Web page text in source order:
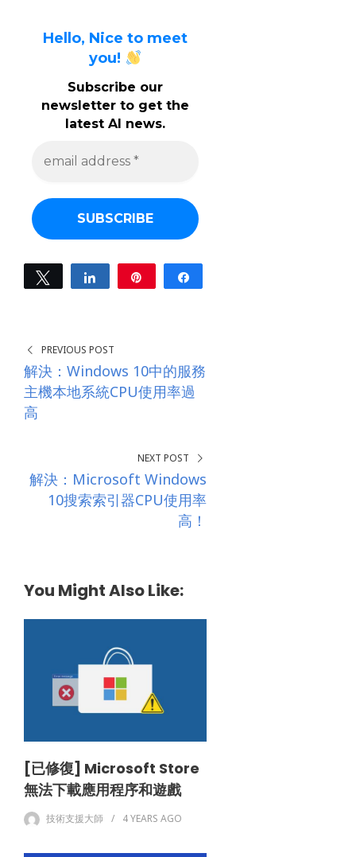
Hello, Nice to meet
you!
Subscribe our
newsletter to get the
latest AI news.
a
d
r
e
s
Tweet Share
PREVIOUS POST
解決：Windows 10中的服務
主機本地系統CPU使用率過
高
NEXT POST
解決：Microsoft Windows
10搜索索引器CPU使用率
高！
You Might Also Like:
[已修復] Microsoft Store
無法下載應用程序和遊戲
技術支援大師 4 YEARS AGO